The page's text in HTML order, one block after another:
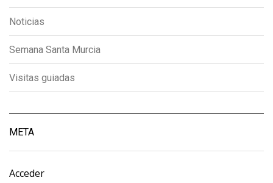
Noticias
Semana Santa Murcia
Visitas guiadas
META
Acceder